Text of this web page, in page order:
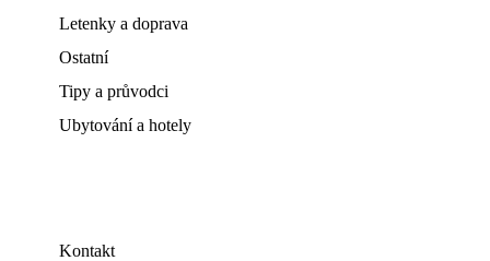
Letenky a doprava
Ostatní
Tipy a průvodci
Ubytování a hotely
Kontakt